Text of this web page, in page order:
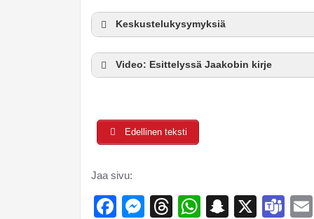
Keskustelukysymyksiä
Video: Esittelyssä Jaakobin kirje
Edellinen teksti
Jaa sivu:
Facebook
Messenger
Threads
WhatsApp
X